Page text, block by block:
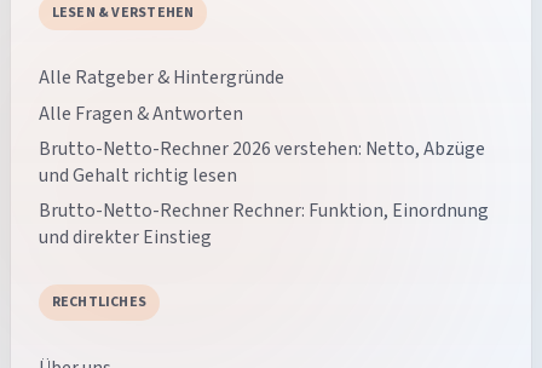
LESEN & VERSTEHEN
Alle Ratgeber & Hintergründe
Alle Fragen & Antworten
Brutto-Netto-Rechner 2026 verstehen: Netto, Abzüge
und Gehalt richtig lesen
Brutto-Netto-Rechner Rechner: Funktion, Einordnung
und direkter Einstieg
RECHTLICHES